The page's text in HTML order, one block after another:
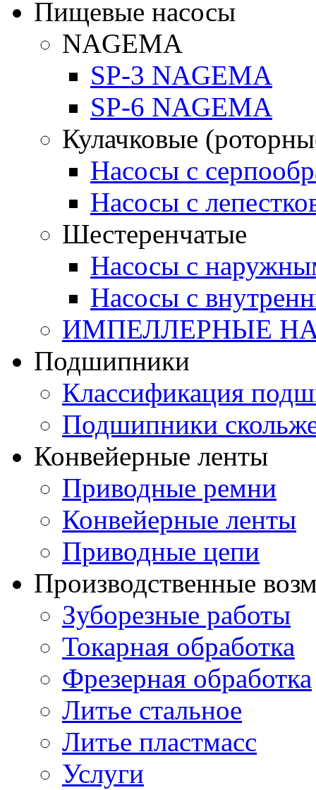
Пищевые насосы
NAGEMA
SP-3 NAGEMA
SP-6 NAGEMA
Кулачковые
Насосы с
Насосы с
Шестеренчатые
Насосы с
Насосы с
ИМПЕЛЛЕРНЫЕ
Подшипники
Классификация
Подшипники
Конвейерные ленты
Приводные ремни
Конвейерные ленты
Приводные цепи
Производственные
Зуборезные работы
Токарная обработка
Фрезерная обработка
Литье стальное
Литье пластмасс
Услуги